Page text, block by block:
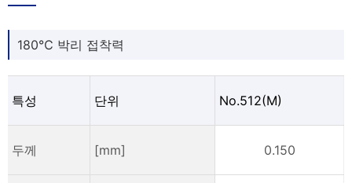
180℃ 박리 접착력
특성 단위 No.512(M)
두께 [mm] 0.150